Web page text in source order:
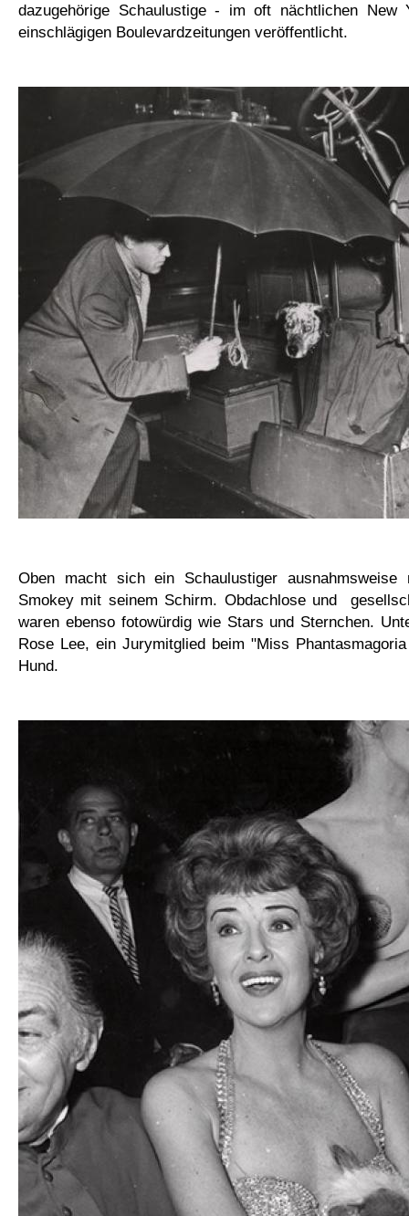
dazugehörige Schaulustige - im oft nächtlichen New
einschlägigen Boulevardzeitungen veröffentlicht.
Oben macht sich ein Schaulustiger
Smokey mit seinem Schirm. Obdachlose und
waren ebenso fotowürdig wie Stars und Sternchen.
Rose Lee, ein Jurymitglied beim "Miss
Hund.